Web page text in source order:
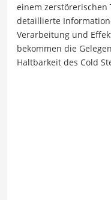
einem zerstörerischen
detaillierte
Verarbeitung und
bekommen die
Haltbarkeit des Cold